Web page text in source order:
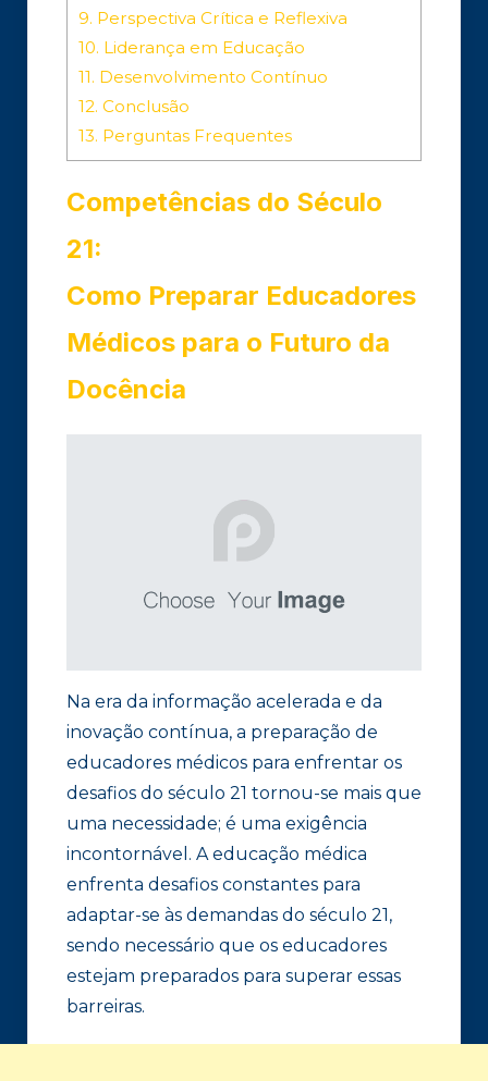
9. Perspectiva Crítica e Reflexiva
10. Liderança em Educação
11. Desenvolvimento Contínuo
12. Conclusão
13. Perguntas Frequentes
Competências do Século
21:
Como Preparar Educadores
Médicos para o Futuro da
Docência
Na era da informação acelerada e da
inovação contínua, a preparação de
educadores médicos para enfrentar os
desafios do século 21 tornou-se mais que
uma necessidade; é uma exigência
incontornável. A educação médica
enfrenta desafios constantes para
adaptar-se às demandas do século 21,
sendo necessário que os educadores
estejam preparados para superar essas
barreiras.